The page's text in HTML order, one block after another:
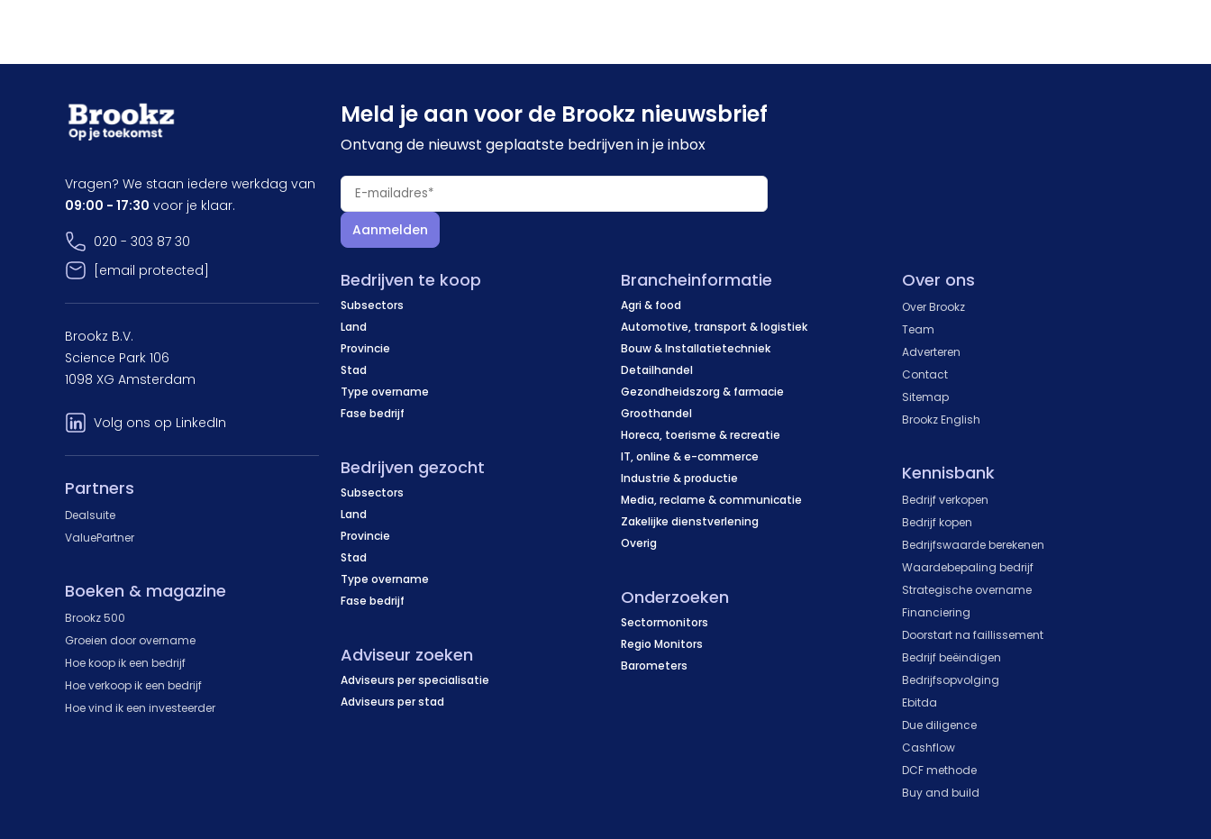
Meld je aan voor de Brookz nieuwsbrief
Ontvang de nieuwst geplaatste bedrijven in je inbox
Aanmelden
Bedrijven te koop
Subsectors
Land
Provincie
Stad
Type overname
Fase bedrijf
Bedrijven gezocht
Subsectors
Land
Provincie
Stad
Type overname
Fase bedrijf
Adviseur zoeken
Adviseurs per specialisatie
Adviseurs per stad
Brancheinformatie
Agri & food
Automotive, transport & logistiek
Bouw & Installatietechniek
Detailhandel
Gezondheidszorg & farmacie
Groothandel
Horeca, toerisme & recreatie
IT, online & e-commerce
Industrie & productie
Media, reclame & communicatie
Zakelijke dienstverlening
Overig
Onderzoeken
Sectormonitors
Regio Monitors
Barometers
Over ons
Over Brookz
Team
Adverteren
Contact
Sitemap
Brookz English
Kennisbank
Bedrijf verkopen
Bedrijf kopen
Bedrijfswaarde berekenen
Waardebepaling bedrijf
Strategische overname
Financiering
Doorstart na faillissement
Bedrijf beëindigen
Bedrijfsopvolging
Ebitda
Due diligence
Cashflow
DCF methode
Buy and build
Vragen? We staan iedere werkdag van
09:00 - 17:30 voor je klaar.
020 - 303 87 30
[email protected]
Brookz B.V.
Science Park 106
1098 XG Amsterdam
Volg ons op LinkedIn
Partners
Dealsuite
ValuePartner
Boeken & magazine
Brookz 500
Groeien door overname
Hoe koop ik een bedrijf
Hoe verkoop ik een bedrijf
Hoe vind ik een investeerder